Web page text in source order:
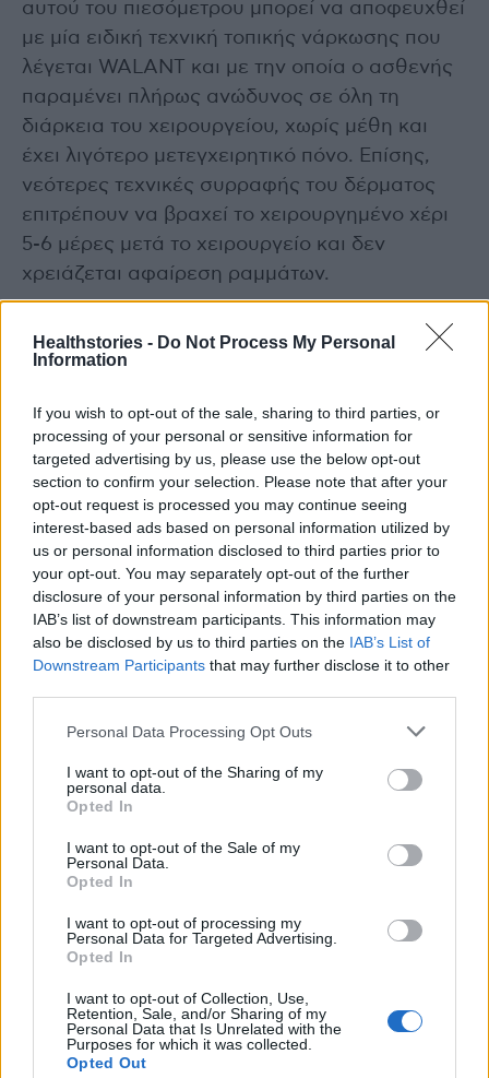
Healthstories - Do Not Process My Personal
Information
If you wish to opt-out of the sale, sharing to third parties, or
processing of your personal or sensitive information for
targeted advertising by us, please use the below opt-out
section to confirm your selection. Please note that after your
opt-out request is processed you may continue seeing
interest-based ads based on personal information utilized by
us or personal information disclosed to third parties prior to
your opt-out. You may separately opt-out of the further
disclosure of your personal information by third parties on the
IAB’s list of downstream participants. This information may
also be disclosed by us to third parties on the IAB’s List of
Downstream Participants that may further disclose it to other
Personal Data Processing Opt Outs
I want to opt-out of the Sharing of my
personal data.
Opted In
I want to opt-out of the Sale of my
Personal Data.
Opted In
I want to opt-out of processing my
Personal Data for Targeted Advertising.
Opted In
I want to opt-out of Collection, Use,
Retention, Sale, and/or Sharing of my
Personal Data that Is Unrelated with the
Purposes for which it was collected.
Opted Out
αυτού του πιεσόμετρου μπορεί να αποφευχθεί
με μία ειδική τεχνική τοπικής νάρκωσης που
λέγεται WALANT και με την οποία ο ασθενής
παραμένει πλήρως ανώδυνος σε όλη τη
διάρκεια του χειρουργείου, χωρίς μέθη και
έχει λιγότερο μετεγχειρητικό πόνο. Επίσης,
νεότερες τεχνικές συρραφής του δέρματος
επιτρέπουν να βραχεί το χειρουργημένο χέρι
5-6 μέρες μετά το χειρουργείο και δεν
χρειάζεται αφαίρεση ραμμάτων.
Επιπλέον, τα τελευταία χρόνια το
υπερηχογράφημα (υπέρηχος) έχει βοηθήσει
θεραπεία. Με το υπερηχογράφημα προ του
χειρουργείου, μπορεί να επιβεβαιωθεί η
διάγνωση ακόμα και σε περιπτώσεις που το
ηλεκτρομυογράφημα είναι αρνητικό, αλλά και
να εντοπιστούν τυχόν ανατομικές παραλλαγές
(δηλαδή διαφορετική θέση και πορεία του
νεύρου από την τυπική) που μπορεί να έχει ο
ασθενής, βελτιώνοντας την ασφάλεια και
κάνοντας το χειρουργείο εξατομικευμένο.
διάρκεια του χειρουργείου, αναγνωρίζουμε το
νεύρο χωρίς να είναι απαραίτητη η χρήση
αρθροσκοπίου, και ανοίγουμε το σύνδεσμο με
Δαρλής.
*Στο Metropolitan Hospital, συχνά οι γιατροί
γίνονται αποδέκτες μετεγχειρητικών
αυτή την θεωρητικώς απλή χειρουργική
επέμβαση. Εξαιτίας αυτού και λόγω των
εξελίξεων που αναφέρθηκαν παραπάνω,